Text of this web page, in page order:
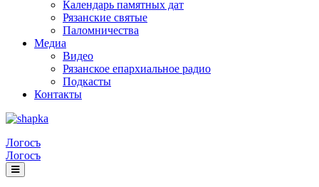
Календарь памятных дат
Рязанские святые
Паломничества
Медиа
Видео
Рязанское епархиальное радио
Подкасты
Контакты
Логосъ
Логосъ